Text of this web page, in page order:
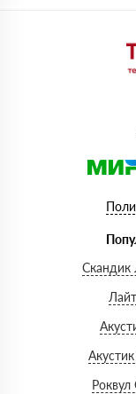
Скандик
Роквул